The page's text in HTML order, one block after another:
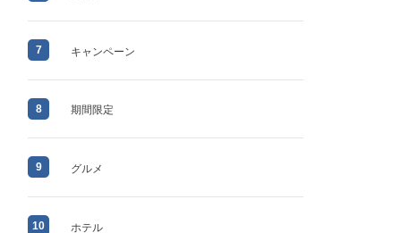
7 キャンペーン
8 期間限定
9 グルメ
10 ホテル